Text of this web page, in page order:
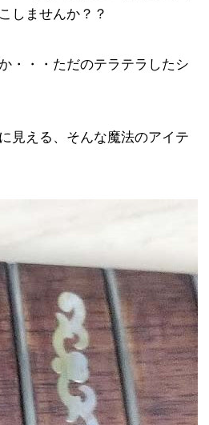
しませんか？？
・・・ただのテラテラしたシ
見える、そんな魔法のアイテ